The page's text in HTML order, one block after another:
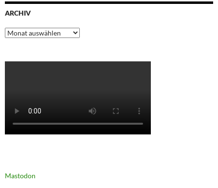
ARCHIV
Archiv
Mastodon